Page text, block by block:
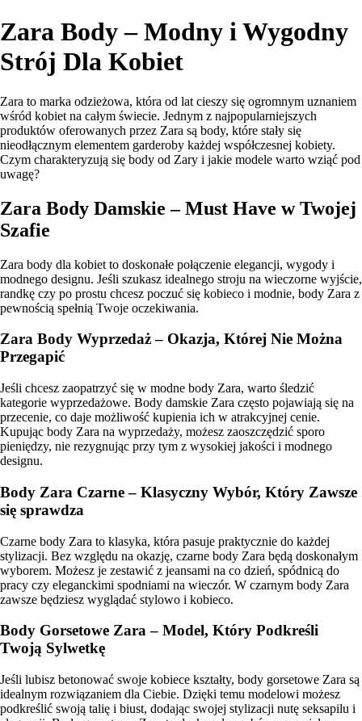
Zara Body – Modny i Wygodny
Strój Dla Kobiet
Zara to marka odzieżowa, która od lat cieszy się ogromnym uznaniem
wśród kobiet na całym świecie. Jednym z najpopularniejszych
produktów oferowanych przez Zara są body, które stały się
nieodłącznym elementem garderoby każdej współczesnej kobiety.
Czym charakteryzują się body od Zary i jakie modele warto wziąć pod
uwagę?
Zara Body Damskie – Must Have w Twojej
Szafie
Zara body dla kobiet to doskonałe połączenie elegancji, wygody i
modnego designu. Jeśli szukasz idealnego stroju na wieczorne wyjście,
randkę czy po prostu chcesz poczuć się kobieco i modnie, body Zara z
pewnością spełnią Twoje oczekiwania.
Zara Body Wyprzedaż – Okazja, Której Nie Można
Przegapić
Jeśli chcesz zaopatrzyć się w modne body Zara, warto śledzić
kategorie wyprzedażowe. Body damskie Zara często pojawiają się na
przecenie, co daje możliwość kupienia ich w atrakcyjnej cenie.
Kupując body Zara na wyprzedaży, możesz zaoszczędzić sporo
pieniędzy, nie rezygnując przy tym z wysokiej jakości i modnego
designu.
Body Zara Czarne – Klasyczny Wybór, Który Zawsze
się sprawdza
Czarne body Zara to klasyka, która pasuje praktycznie do każdej
stylizacji. Bez względu na okazję, czarne body Zara będą doskonałym
wyborem. Możesz je zestawić z jeansami na co dzień, spódnicą do
pracy czy eleganckimi spodniami na wieczór. W czarnym body Zara
zawsze będziesz wyglądać stylowo i kobieco.
Body Gorsetowe Zara – Model, Który Podkreśli
Twoją Sylwetkę
Jeśli lubisz betonować swoje kobiece kształty, body gorsetowe Zara są
idealnym rozwiązaniem dla Ciebie. Dzięki temu modelowi możesz
podkreślić swoją talię i biust, dodając swojej stylizacji nutę seksapilu i